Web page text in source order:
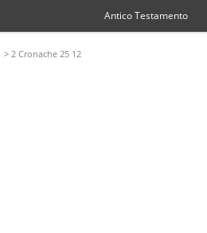
Antico Testamento
> 2 Cronache 25 12